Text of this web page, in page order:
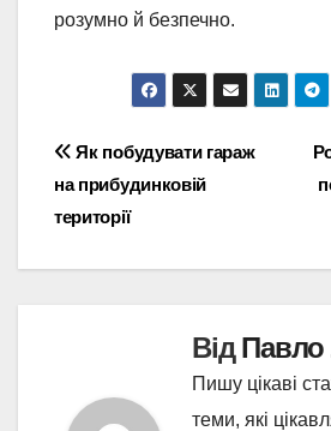
розумно й безпечно.
Навігація
записів
Як побудувати гараж
на прибудинковій
території
ВідПавло
Пишу цікаві
теми, які